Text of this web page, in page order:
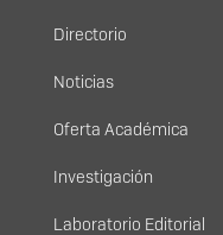
Directorio
Noticias
Oferta Académica
Investigación
Laboratorio Editorial